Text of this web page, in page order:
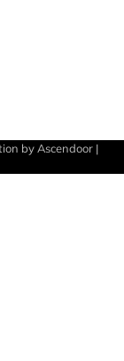
by Ascendoor |